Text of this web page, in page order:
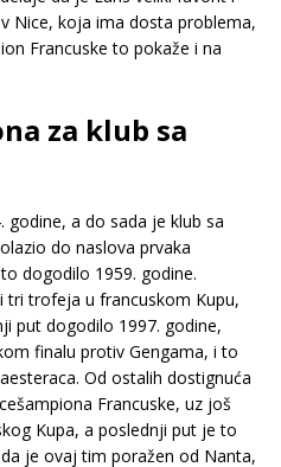
Nice, koja ima dosta problema,
Francuske to pokaže i na
za klub sa
godine, a do sada je klub sa
do naslova prvaka
dogodilo 1959. godine.
trofeja u francuskom Kupu,
put dogodilo 1997. godine,
finalu protiv Gengama, i to
Od ostalih dostignuća
Francuske, uz još
Kupa, a poslednji put je to
je ovaj tim poražen od Nanta,